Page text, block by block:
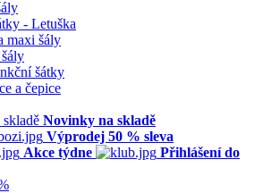
- Letuška
maxi šály
šátky
a čepice
Novinky na skladě
Výprodej 50 % sleva
Akce týdne
Přihlášení do